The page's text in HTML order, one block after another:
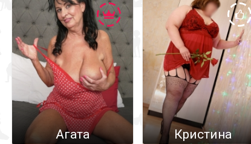
Агата Кристина